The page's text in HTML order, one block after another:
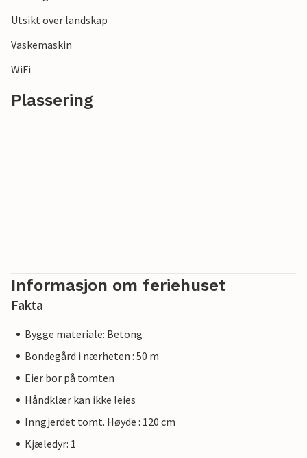
Utsikt over landskap
Vaskemaskin
WiFi
Plassering
Informasjon om feriehuset
Fakta
Bygge materiale: Betong
Bondegård i nærheten : 50 m
Eier bor på tomten
Håndklær kan ikke leies
Inngjerdet tomt. Høyde : 120 cm
Kjæledyr: 1